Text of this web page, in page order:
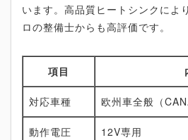
います。高品質ヒートシンクによ
ロの整備士からも高評価です。
項目
対応車種 欧州車全般（CAN
動作電圧 12V専用